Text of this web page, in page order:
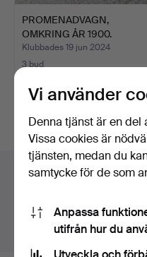
PROMENADVAGN,
OMKRING ÅR 1900.
Klubbades 19 jun 2024
3 bud
Bevaka sökning
Auktionsarkivet
Visa pågående
Vi använder
Denna tjänst är en
Vissa cookies är
tjänsten, medan du
samtycke för de som
Anpassa
utifrån hur du